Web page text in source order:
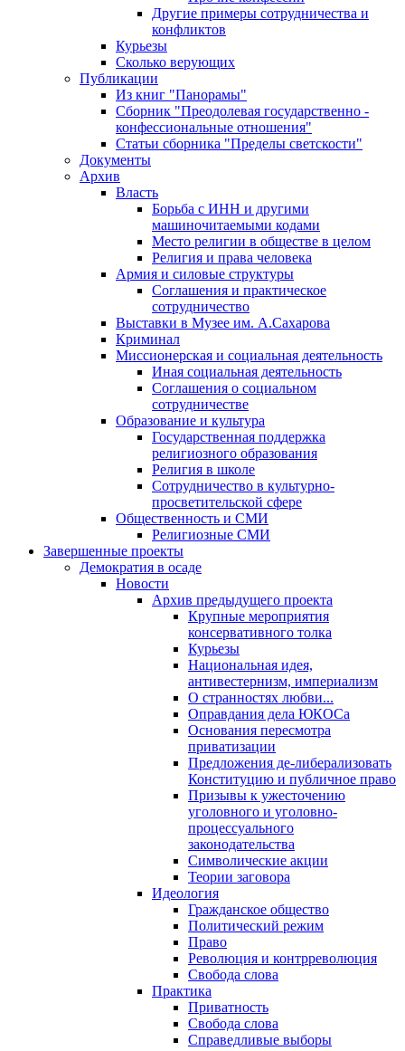
Другие примеры сотрудничества и
конфликтов
Курьезы
Сколько верующих
Публикации
Из книг "Панорамы"
Сборник "Преодолевая государственно -
конфессиональные отношения"
Статьи сборника "Пределы светскости"
Документы
Архив
Власть
Борьба с ИНН и другими
машиночитаемыми кодами
Место религии в обществе в целом
Религия и права человека
Армия и силовые структуры
Соглашения и практическое
сотрудничество
Выставки в Музее им. А.Сахарова
Криминал
Миссионерская и социальная деятельность
Иная социальная деятельность
Соглашения о социальном
сотрудничестве
Образование и культура
Государственная поддержка
религиозного образования
Религия в школе
Сотрудничество в культурно-
просветительской сфере
Общественность и СМИ
Религиозные СМИ
Завершенные проекты
Демократия в осаде
Новости
Архив предыдущего проекта
Крупные мероприятия
консервативного толка
Курьезы
Национальная идея,
антивестернизм, империализм
О странностях любви...
Оправдания дела ЮКОСа
Основания пересмотра
приватизации
Предложения де-либерализовать
Конституцию и публичное право
Призывы к ужесточению
уголовного и уголовно-
процессуального
законодательства
Символические акции
Теории заговора
Идеология
Гражданское общество
Политический режим
Право
Революция и контрреволюция
Свобода слова
Практика
Приватность
Свобода слова
Справедливые выборы